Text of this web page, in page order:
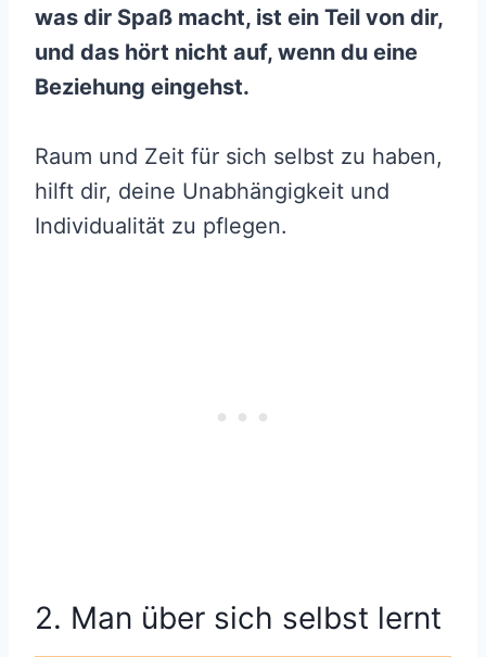
was dir Spaß macht, ist ein Teil von dir,
und das hört nicht auf, wenn du eine
Beziehung eingehst.
Raum und Zeit für sich selbst zu haben,
hilft dir, deine Unabhängigkeit und
Individualität zu pflegen.
2. Man über sich selbst lernt